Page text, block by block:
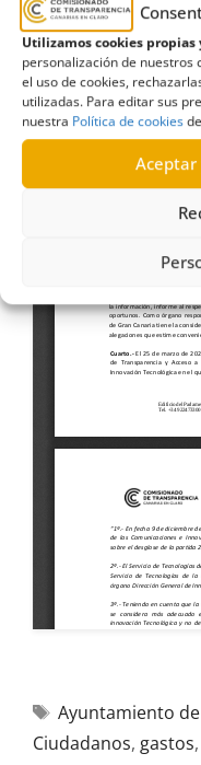
Utilizamos cookies propias
personalización de nuestros
el uso de cookies,
utilizadas. Para editar sus
nuestra Política de cookies
Ayuntamiento
Ciudadanos, gastos,